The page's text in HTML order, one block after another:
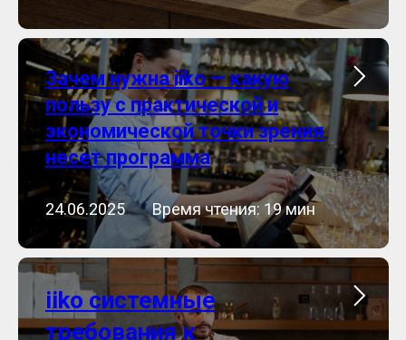
Зачем нужна iiko — какую
пользу с практической и
экономической точки зрения
несет программа
24.06.2025 ⠀⠀Время чтения: 19 мин
iiko системные
требования к